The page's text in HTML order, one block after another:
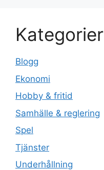
Kategorier
Blogg
Ekonomi
Hobby & fritid
Samhälle & reglering
Spel
Tjänster
Underhållning